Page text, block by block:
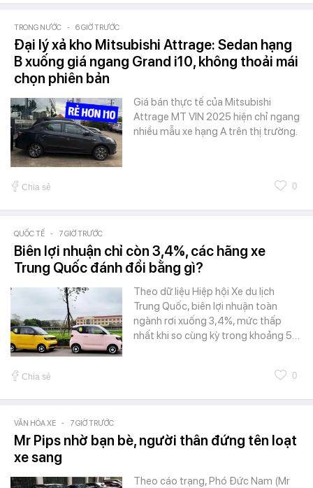
TRONG NƯỚC - 6 GIỜ TRƯỚC
Đại lý xả kho Mitsubishi Attrage: Sedan hạng
B xuống giá ngang Grand i10, không thoải mái
chọn phiên bản
Giá bán thực tế của Mitsubishi
Attrage MT VIN 2025 hiện chỉ ngang
nhiều mẫu xe hạng A trên thị trường.
Chia sẻ 0
QUỐC TẾ - 7 GIỜ TRƯỚC
Biên lợi nhuận chỉ còn 3,4%, các hãng xe
Trung Quốc đánh đổi bằng gì?
Theo dữ liệu Hiệp hội Xe du lịch
Trung Quốc, biên lợi nhuận toàn
ngành rơi xuống 3,4%, mức thấp
nhất khi so cùng kỳ trong khoảng 5…
Chia sẻ 0
VĂN HÓA XE - 7 GIỜ TRƯỚC
Mr Pips nhờ bạn bè, người thân đứng tên loạt
xe sang
Theo cáo trạng, Phó Đức Nam (Mr